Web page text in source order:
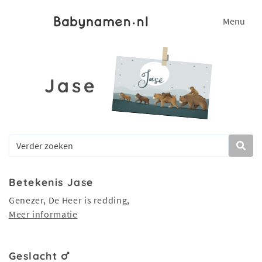
Menu
Jase
Betekenis Jase
Genezer, De Heer is redding,
Meer informatie
Geslacht